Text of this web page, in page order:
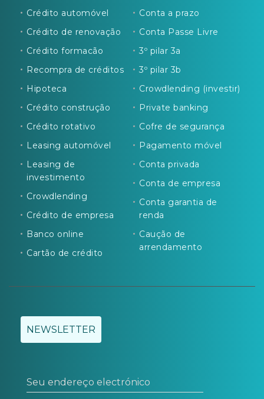
Crédito automóvel
Crédito de renovação
Crédito formacão
Recompra de créditos
Hipoteca
Crédito construção
Crédito rotativo
Leasing automóvel
Leasing de
investimento
Crowdlending
Crédito de empresa
Banco online
Cartão de crédito
Conta a prazo
Conta Passe Livre
3º pilar 3a
3º pilar 3b
Crowdlending (investir)
Private banking
Cofre de segurança
Pagamento móvel
Conta privada
Conta de empresa
Conta garantia de
renda
Caução de
arrendamento
NEWSLETTER
Seu endereço electrónico